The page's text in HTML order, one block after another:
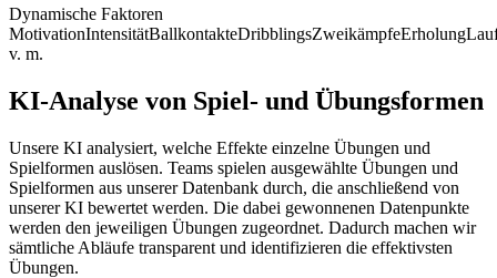
Dynamische Faktoren
MotivationIntensitätBallkontakteDribblingsZweikämpfeErholung
v. m.
KI-Analyse von Spiel- und Übungsformen
Unsere KI analysiert, welche Effekte einzelne Übungen und
Spielformen auslösen. Teams spielen ausgewählte Übungen und
Spielformen aus unserer Datenbank durch, die anschließend von
unserer KI bewertet werden. Die dabei gewonnenen Datenpunkte
werden den jeweiligen Übungen zugeordnet. Dadurch machen wir
sämtliche Abläufe transparent und identifizieren die effektivsten
Übungen.